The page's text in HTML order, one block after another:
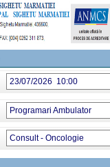
23/07/2026 10:00
Programari Ambulator
Consult - Oncologie